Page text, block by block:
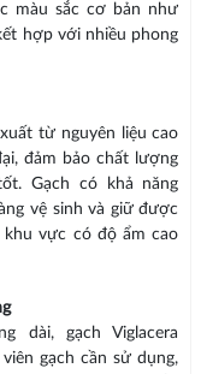
màu sắc cơ bản như
hợp với nhiều phong
từ nguyên liệu cao
đảm bảo chất lượng
Gạch có khả năng
vệ sinh và giữ được
vực có độ ẩm cao
dài, gạch Viglacera
gạch cần sử dụng,